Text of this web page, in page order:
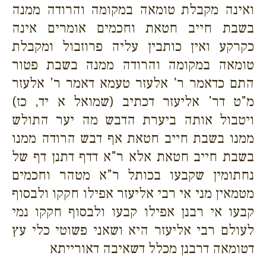
ואינה מקבלת טומאה במקומה והרודה ממנה
בשבת חייב חטאת וחכמים אומרים אינה
כקרקע ואין כותבין עליה פרוזבול ומקבלת
טומאה במקומה והרודה ממנה בשבת פטור
התם כדאמר ר' אלעזר טעמא דאמר ר' אלעזר
מ"ט דר' אליעזר דכתיב (שמואל א יד, כז)
ויטבול אותה ביערת הדבש מה יער התולש
ממנו בשבת חייב חטאת אף דבש הרודה ממנו
בשבת חייב חטאת אלא ר"א דדף דתנן דף של
נחתומין שקבעו בכותל ר"א מטהר וחכמים
מטמאין מני אי רבי אליעזר אפילו חקקו ולבסוף
קבעו אי רבנן אפילו קבעו ולבסוף חקקו נמי
לעולם רבי אליעזר היא ושאני פשוטי כלי עץ
דטומאה דרבנן מכלל דשאיבה דאורייתא